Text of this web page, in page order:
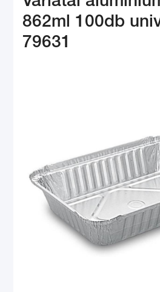
862ml 100db
79631